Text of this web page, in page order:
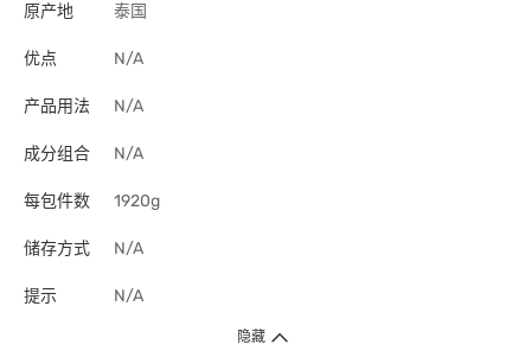
原产地
泰国
优点 N/A
产品用法 N/A
成分组合 N/A
每包件数 1920g
储存方式 N/A
提示 N/A
隐藏